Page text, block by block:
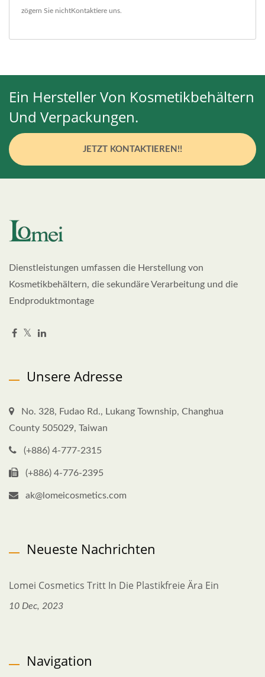
zögern Sie nichtKontaktiere uns
Ein Hersteller Von Kosmetikbehältern
Und Verpackungen.
JETZT KONTAKTIEREN!!
Dienstleistungen umfassen die Herstellung von
Kosmetikbehältern, die sekundäre Verarbeitung und die
Endproduktmontage
Unsere Adresse
No. 328, Fudao Rd., Lukang Township, Changhua
County 505029, Taiwan
(+886) 4-777-2315
(+886) 4-776-2395
ak@lomeicosmetics.com
Neueste Nachrichten
Lomei Cosmetics Tritt In Die Plastikfreie Ära Ein
10 Dec, 2023
Navigation